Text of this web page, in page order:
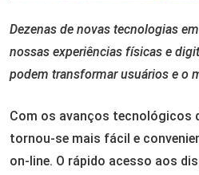
Dezenas de novas tecnologias
nossas experiências físicas e
podem transformar usuários e o
Com os avanços tecnológicos
tornou-se mais fácil e
on-line. O rápido acesso aos